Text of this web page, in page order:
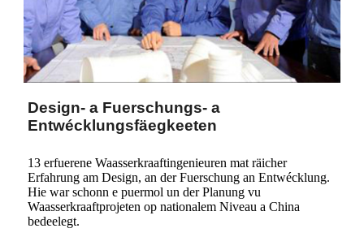
Design- a Fuerschungs- a
Entwécklungsfäegkeeten
13 erfuerene Waasserkraaftingenieuren mat räicher
Erfahrung am Design, an der Fuerschung an Entwécklung.
Hie war schonn e puermol un der Planung vu
Waasserkraaftprojeten op nationalem Niveau a China
bedeelegt.